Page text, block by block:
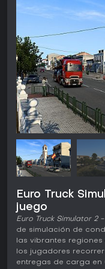
Euro Truck
juego
Euro Truck Simulator 2
de simulación de
las vibrantes
los jugadores
entregas de carga en